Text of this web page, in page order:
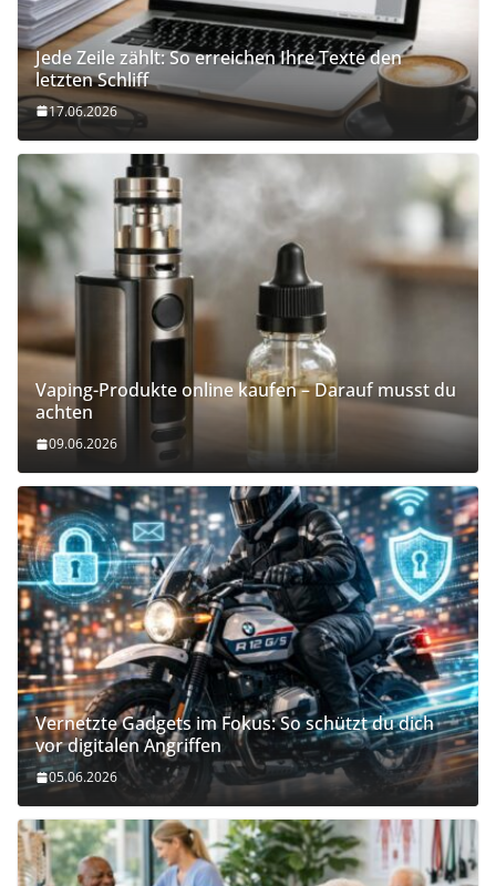
Jede Zeile zählt: So erreichen Ihre Texte den
letzten Schliff
17.06.2026
Vaping-Produkte online kaufen – Darauf musst du
achten
09.06.2026
Vernetzte Gadgets im Fokus: So schützt du dich
vor digitalen Angriffen
05.06.2026